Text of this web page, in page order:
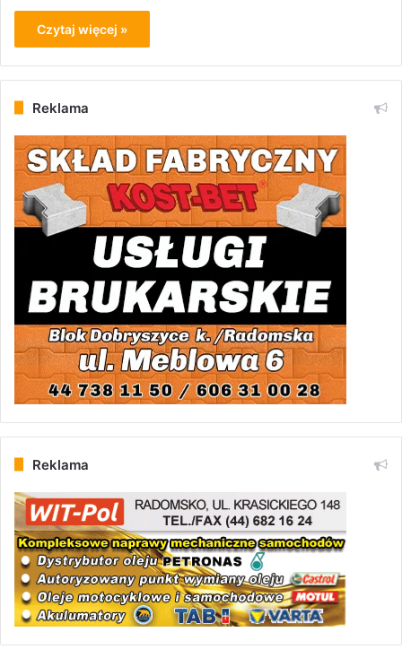
Czytaj więcej »
Reklama
Reklama